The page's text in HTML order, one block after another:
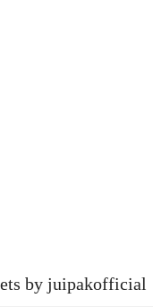
by juipakofficial